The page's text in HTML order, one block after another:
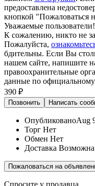
предоставлена
кнопкой "Пожаловаться
Уважаемые пользователи!
К сожалению, никто не
Пожалуйста,
бдительны. Если Вы
нашем сайте, напишите
правоохранительные
данные по официальному
390 ₽
Позвонить Написать
ОпубликованоAug
Торг Нет
Обмен Нет
Доставка Возможна
Пожаловаться на
Спросите у продавца